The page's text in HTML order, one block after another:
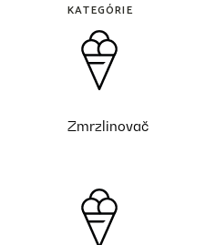
KATEGÓRIE
Zmrzlinovač